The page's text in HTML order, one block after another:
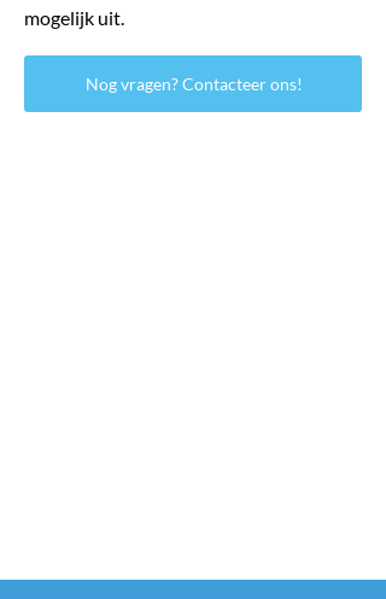
mogelijk uit.
Nog vragen? Contacteer ons!